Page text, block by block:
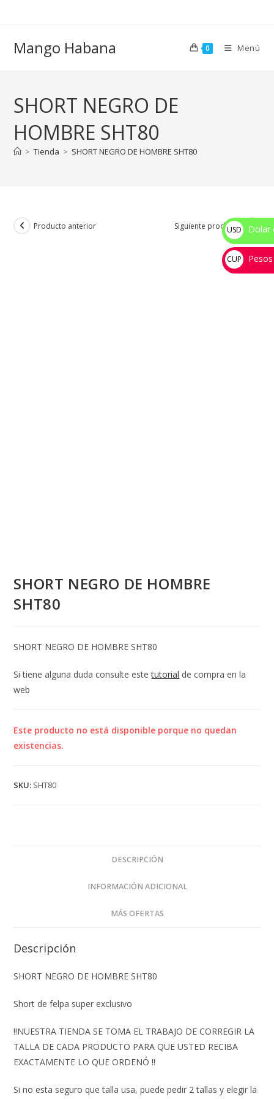
Mango Habana 0 Menú
SHORT NEGRO DE
HOMBRE SHT80
> Tienda > SHORT NEGRO DE HOMBRE SHT80
Producto anterior Siguiente producto
SHORT NEGRO DE HOMBRE
SHT80
SHORT NEGRO DE HOMBRE SHT80
Si tiene alguna duda consulte estetutorial de compra en la
web
Este producto no está disponible porque no quedan
existencias.
SKU: SHT80
DESCRIPCIÓN
INFORMACIÓN ADICIONAL
MÁS OFERTAS
Descripción
SHORT NEGRO DE HOMBRE SHT80
Short de felpa super exclusivo
‼️NUESTRA TIENDA SE TOMA EL TRABAJO DE CORREGIR LA
TALLA DE CADA PRODUCTO PARA QUE USTED RECIBA
EXACTAMENTE LO QUE ORDENÓ ‼️
Si no esta seguro que talla usa, puede pedir 2 tallas y elegir la
USD
$
Dolar
CUP
💰
Pesos